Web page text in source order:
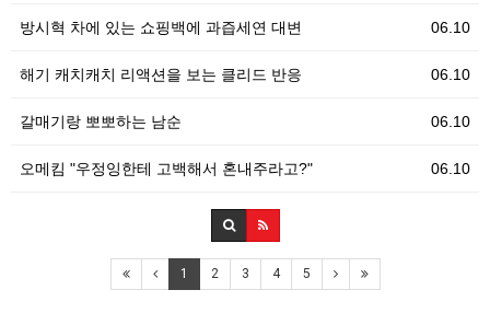
06.10
방시혁 차에 있는 쇼핑백에 과즙세연 대변
06.10
해기 캐치캐치 리액션을 보는 클리드 반응
06.10
갈매기랑 뽀뽀하는 남순
06.10
오메킴 "우정잉한테 고백해서 혼내주라고?"
1 2 3 4 5